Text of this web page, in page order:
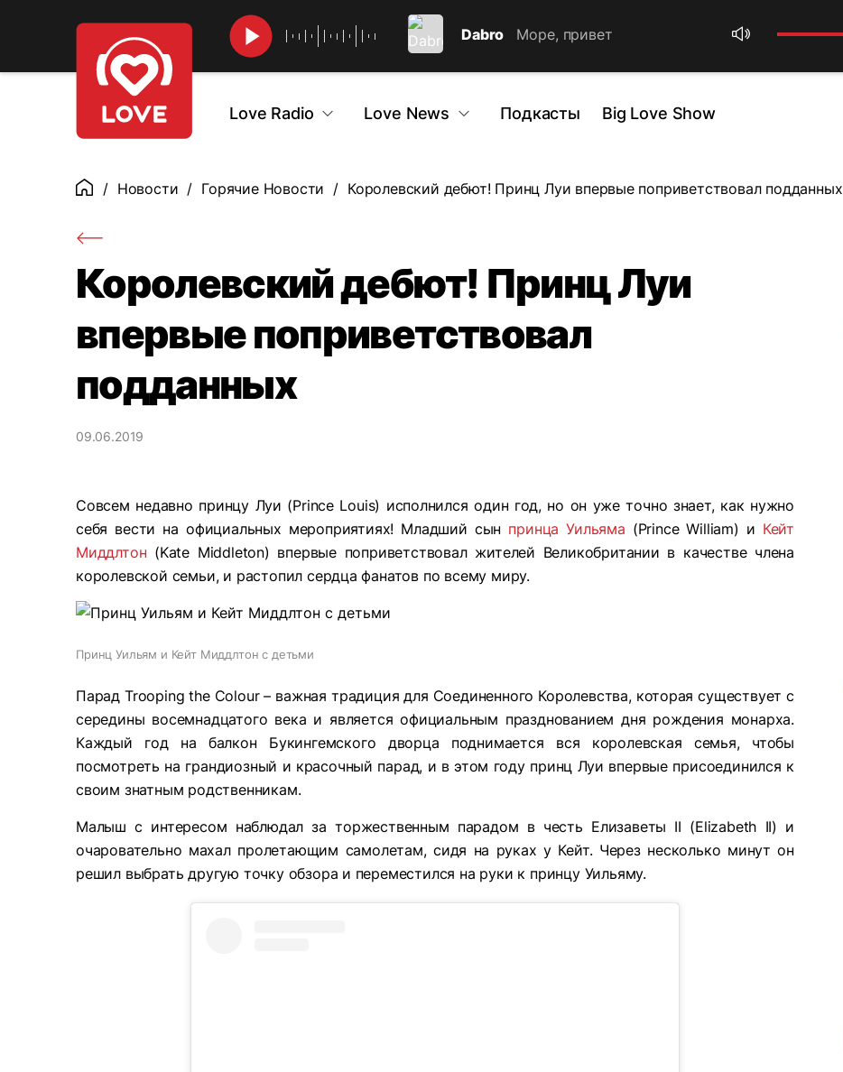
Dabro Море, привет
Love Radio Love News Подкасты Big Love Show
ГлавнаяНовости Горячие Новости Королевский дебют! Принц Луи впервые поприветствовал подданных
Королевский дебют! Принц Луи
впервые поприветствовал
подданных
09.06.2019
Совсем недавно принцу Луи (Prince Louis) исполнился один год, но он уже точно знает, как нужно
себя вести на официальных мероприятиях! Младший сын принца Уильяма (Prince William) и Кейт
Миддлтон (Kate Middleton) впервые поприветствовал жителей Великобритании в качестве члена
королевской семьи, и растопил сердца фанатов по всему миру.
Принц Уильям и Кейт Миддлтон с детьми
Парад Trooping the Colour – важная традиция для Соединенного Королевства, которая существует с
середины восемнадцатого века и является официальным празднованием дня рождения монарха.
Каждый год на балкон Букингемского дворца поднимается вся королевская семья, чтобы
посмотреть на грандиозный и красочный парад, и в этом году принц Луи впервые присоединился к
своим знатным родственникам.
Малыш с интересом наблюдал за торжественным парадом в честь Елизаветы II (Elizabeth II) и
очаровательно махал пролетающим самолетам, сидя на руках у Кейт. Через несколько минут он
решил выбрать другую точку обзора и переместился на руки к принцу Уильяму.